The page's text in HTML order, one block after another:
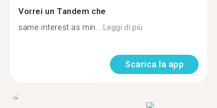
Vorrei un Tandem che
same interest as min...Leggi di più
Scarica la app